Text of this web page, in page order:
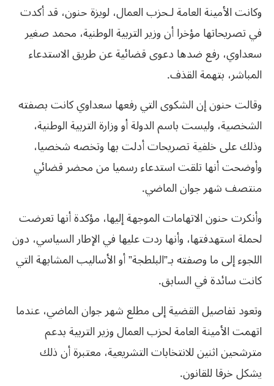
وكانت الأمينة العامة لـحزب العمال، لويزة حنون، قد أكدت
في تصريحاتها مؤخرا أن وزير التربية الوطنية، محمد صغير
سعداوي، رفع ضدها دعوى قضائية عن طريق الاستدعاء
المباشر، بتهمة القذف.
وقالت حنون إن الشكوى التي رفعها سعداوي كانت بصفته
الشخصية، وليست باسم الدولة أو وزارة التربية الوطنية،
وذلك على خلفية تصريحات أدلت بها وتخصه شخصيا،
وأوضحت أنها تلقت استدعاء رسميا من محضر قضائي
منتصف شهر جوان الماضي.
وأنكرت حنون الاتهامات الموجهة إليها، مؤكدة أنها تعرضت
لحملة استهدفتها، وأنها ردت عليها في الإطار السياسي، دون
اللجوء إلى ما وصفته بـ”البلطجة” أو الأساليب المشابهة التي
كانت سائدة في السابق.
وتعود تفاصيل القضية إلى مطلع شهر جوان الماضي، عندما
اتهمت الأمينة العامة لحزب العمال وزير التربية بدعم
مترشحين اثنين للانتخابات التشريعية، معتبرة أن ذلك
يشكل خرقا للقانون.